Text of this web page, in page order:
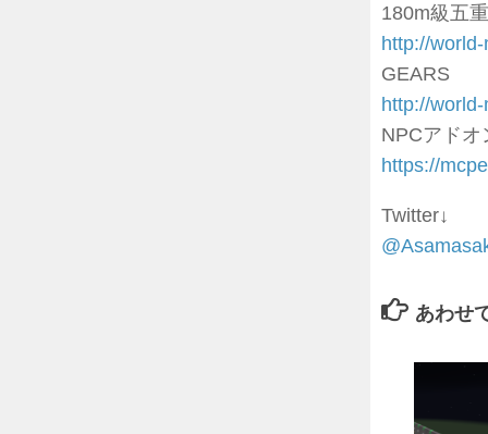
180m級五
http://
GEARS
http://
NPCアドオ
https://
Twitter↓
あわせ